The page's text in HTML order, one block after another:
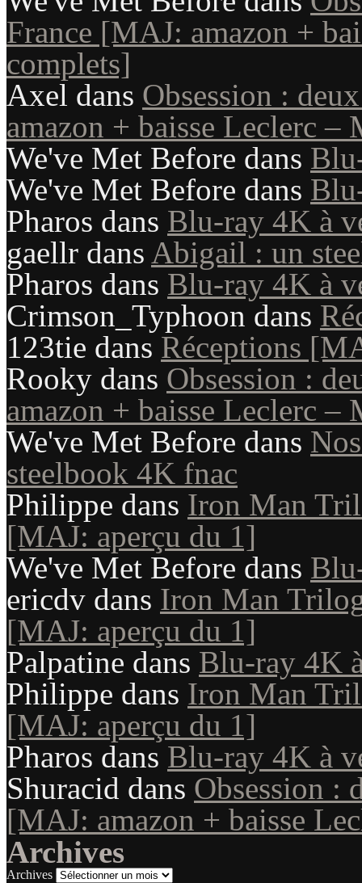
France [MAJ: amazon +
complets]
Axel dans Obsession :
amazon + baisse Leclerc
We've Met Before dans
We've Met Before dans
Pharos dans Blu-ray 4K à
gaellr dans Abigail : un
Pharos dans Blu-ray 4K à
Crimson_Typhoon dans
123tie dans Réceptions
Rooky dans Obsession :
amazon + baisse Leclerc
We've Met Before dans
steelbook 4K fnac
Philippe dans Iron Man
[MAJ: aperçu du 1]
We've Met Before dans
ericdv dans Iron Man
[MAJ: aperçu du 1]
Palpatine dans Blu-ray 4K
Philippe dans Iron Man
[MAJ: aperçu du 1]
Pharos dans Blu-ray 4K à
Shuracid dans Obsession :
[MAJ: amazon + baisse
Archives
Archives